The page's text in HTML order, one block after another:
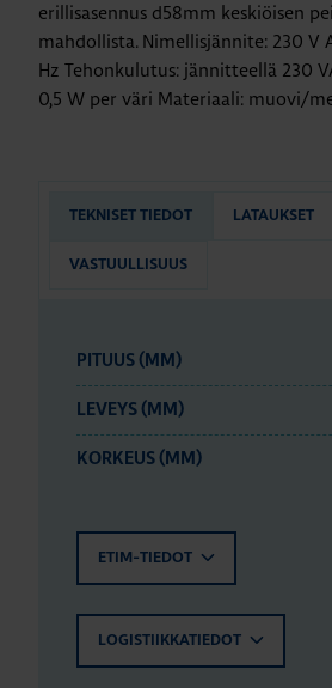
erillisasennus d58mm keskiöisen
mahdollista. Nimellisjännite: 230 V
Hz Tehonkulutus: jännitteellä 230
0,5 W per väri Materiaali: muovi/
TEKNISET TIEDOT LATAUKSET
VASTUULLISUUS
PITUUS (MM)
LEVEYS (MM)
KORKEUS (MM)
ETIM-TIEDOT
LOGISTIIKKATIEDOT